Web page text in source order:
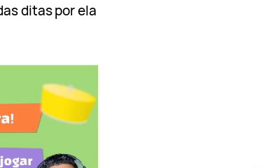
ditas por ela